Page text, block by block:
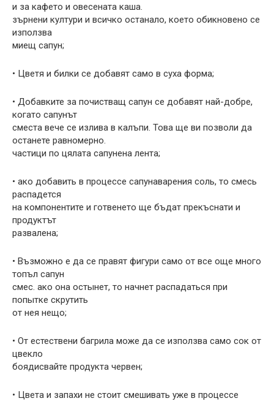
и за кафето и овесената каша.
зърнени култури и всичко останало, което обикновено се
използва
миещ сапун;
• Цветя и билки се добавят само в суха форма;
• Добавките за почистващ сапун се добавят най-добре,
когато сапунът
сместа вече се излива в калъпи. Това ще ви позволи да
останете равномерно.
частици по цялата сапунена лента;
• ако добавить в процессе сапунаварения соль, то смесь
распадется
на компонентите и готвенето ще бъдат прекъснати и
продуктът
развалена;
• Възможно е да се правят фигури само от все още много
топъл сапун
смес. ако она остынет, то начнет распадаться при
попытке скрутить
от нея нещо;
• От естествени багрила може да се използва само сок от
цвекло
боядисвайте продукта червен;
• Цвета и запахи не стоит смешивать уже в процессе